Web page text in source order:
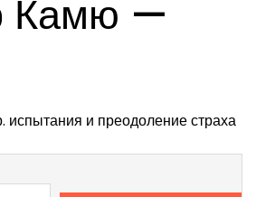
Камю —
испытания и преодоление страха